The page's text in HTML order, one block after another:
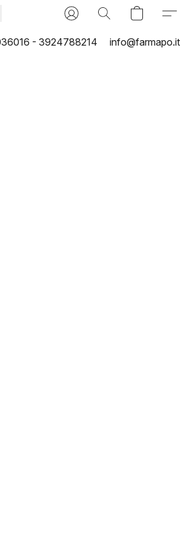
- 3924788214 info@farmapo.it